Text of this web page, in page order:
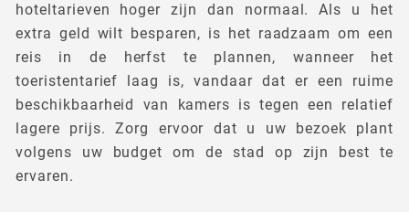
hoteltarieven hoger zijn dan normaal. Als u het
extra geld wilt besparen, is het raadzaam om een
reis in de herfst te plannen, wanneer het
toeristentarief laag is, vandaar dat er een ruime
beschikbaarheid van kamers is tegen een relatief
lagere prijs. Zorg ervoor dat u uw bezoek plant
volgens uw budget om de stad op zijn best te
ervaren.